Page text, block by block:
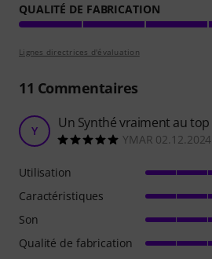
QUALITÉ DE FABRICATION
Lignes directrices d'évaluation
11 Commentaires
Y Un Synthé vraiment au top
YMAR 02.12.2024
Utilisation
Caractéristiques
Son
Qualité de fabrication